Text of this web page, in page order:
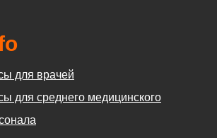
для врачей
для среднего медицинского